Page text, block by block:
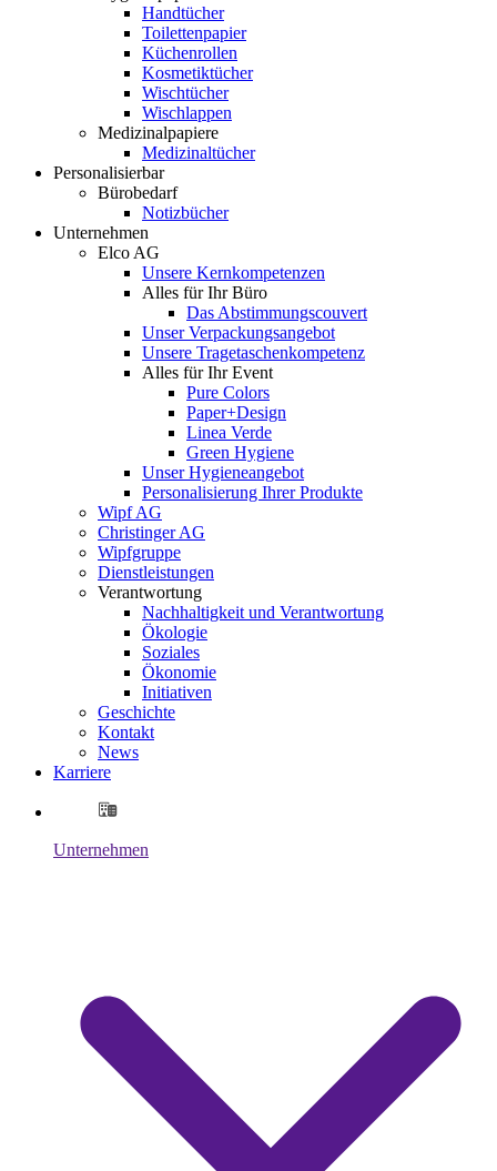
Handtücher
Toilettenpapier
Küchenrollen
Kosmetiktücher
Wischtücher
Wischlappen
Medizinalpapiere
Medizinaltücher
Personalisierbar
Bürobedarf
Notizbücher
Unternehmen
Elco AG
Unsere Kernkompetenzen
Alles für Ihr Büro
Das Abstimmungscouvert
Unser Verpackungsangebot
Unsere Tragetaschenkompetenz
Alles für Ihr Event
Pure Colors
Paper+Design
Linea Verde
Green Hygiene
Unser Hygieneangebot
Personalisierung Ihrer Produkte
Wipf AG
Christinger AG
Wipfgruppe
Dienstleistungen
Verantwortung
Nachhaltigkeit und Verantwortung
Ökologie
Soziales
Ökonomie
Initiativen
Geschichte
Kontakt
News
Karriere
Unternehmen